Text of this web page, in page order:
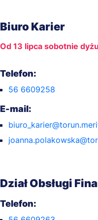
Biuro Karier
Od 13 lipca sobotnie
Telefon:
56 6609258
E-mail:
Dział Obsługi
Telefon: